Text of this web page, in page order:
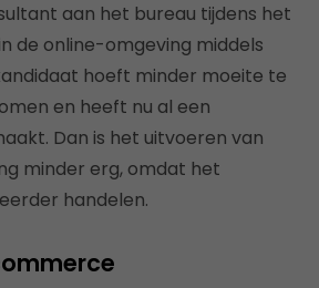
aan het bureau tijdens het
de online-omgeving middels
hoeft minder moeite te
en heeft nu al een
Dan is het uitvoeren van
minder erg, omdat het
handelen.